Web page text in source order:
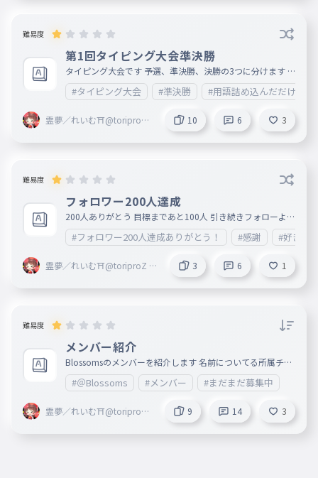
難易度
第1回タイピング大会準決勝
タイピング大会です 予選、準決勝、決勝の3つに分けます
予選でスコアが1050以上の人がプレイできます 記録がない
方は予選をプレイしてください 準決勝でスコアが1200以上
の人が決勝に進めます 頑張ってください（試験プレイ済み
） https://ankey.io/wordbooks/d8fb3f29io6g02pr0od0?r
anking_current=total 予選はこちら
#タイピング大会 #準決勝 #用語詰め込んだだけ
霊夢／れいむ⛩@toriproZ
10 6 3
難易度
フォロワー200人達成
200人ありがとう 目標まであと100人 引き続きフォローよろ
しくね 名前のアイデアも募集中 霊夢の好きな教科のタイピ
ングだよ
#フォロワー200人達成ありがとう！ #感謝 #好きな
霊夢／れいむ⛩@toriproZ ＠
3 6 1
難易度
メンバー紹介
Blossomsのメンバーを紹介します 名前についてる所属チー
ム名は省いてます まだまだ人数は少ないけど募集してるよ
https://ankey.io/wordbooks/d8t6gb29io6g035p74b0 参
加希望者はここから！
#＠Blossoms #メンバー #まだまだ募集中
霊夢／れいむ⛩@toriproZ
9 14 3